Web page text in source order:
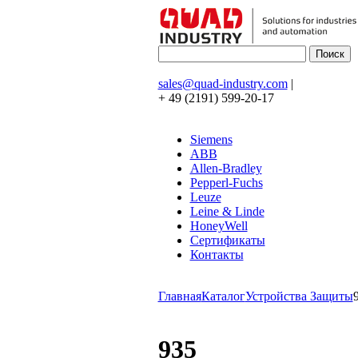
sales@quad-industry.com|
+ 49 (2191) 599-20-17
Siemens
ABB
Allen-Bradley
Pepperl-Fuchs
Leuze
Leine & Linde
HoneyWell
Сертификаты
Контакты
ГлавнаяКаталогУстройства Защиты
935